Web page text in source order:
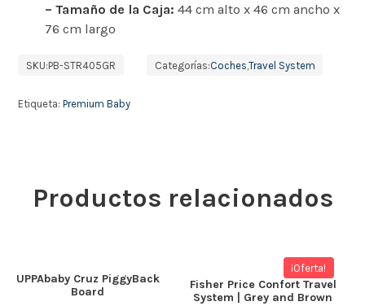
– Tamaño de la Caja: 44 cm alto x 46 cm ancho x
76 cm largo
SKU:PB-STR405GR Categorías:Coches Travel System
Etiqueta:Premium Baby
Productos relacionados
UPPAbaby Cruz PiggyBack
Board
¡Oferta!
Fisher Price Confort Travel
System | Grey and Brown